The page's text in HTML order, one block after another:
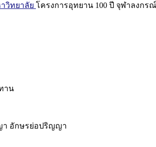
วิทยาลัย โครงการอุทยาน 100 ปี จุฬาลงกร
าน
อักษรย่อปริญญา